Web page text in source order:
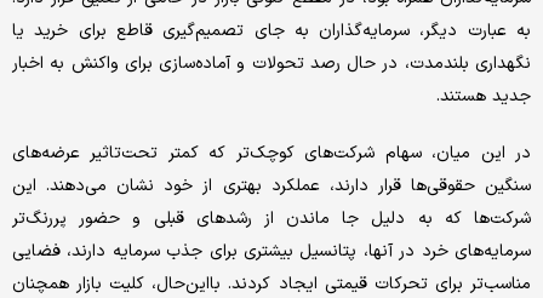
به عبارت دیگر، سرمایه‌گذاران به جای تصمیم‌گیری قاطع برای خرید یا
نگهداری بلندمدت، در حال رصد تحولات و آماده‌سازی برای واکنش به اخبار
جدید هستند.
در این میان، سهام شرکت‌های کوچک‌تر که کمتر تحت‌تاثیر عرضه‌های
سنگین حقوقی‌ها قرار دارند، عملکرد بهتری از خود نشان می‌دهند. این
شرکت‌ها که به دلیل جا ماندن از رشدهای قبلی و حضور پررنگ‌تر
سرمایه‌های خرد در آنها، پتانسیل بیشتری برای جذب سرمایه دارند، فضایی
مناسب‌تر برای تحرکات قیمتی ایجاد کردند. با‌این‌حال، کلیت بازار همچنان